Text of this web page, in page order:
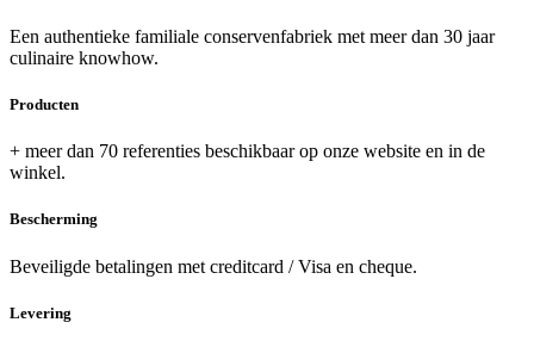
Een authentieke familiale conservenfabriek met meer dan 30 jaar
culinaire knowhow.
Producten
+ meer dan 70 referenties beschikbaar op onze website en in de
winkel.
Bescherming
Beveiligde betalingen met creditcard / Visa en cheque.
Levering